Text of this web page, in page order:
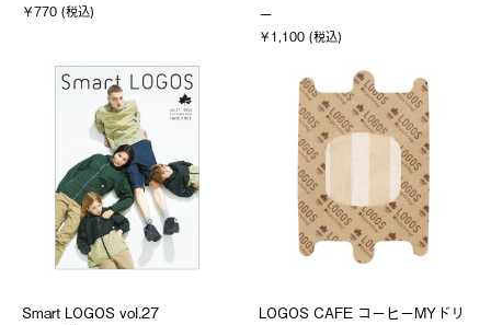
￥770 (税込)
ー
￥1,100 (税込)
Smart LOGOS vol.27
LOGOS CAFE コーヒーMYドリ